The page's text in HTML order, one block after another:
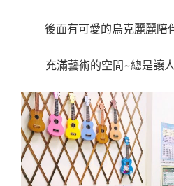
後面有可愛的烏克麗麗陪
充滿藝術的空間~總是讓